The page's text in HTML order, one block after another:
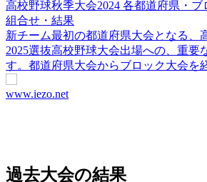
高校野球秋季大会2024 各都道府県・ブ
組合せ・結果
新チーム最初の都道府県大会となる、
2025選抜高校野球大会出場への、重要
す。都道府県大会からブロック大会を
www.iezo.net
過去大会の結果